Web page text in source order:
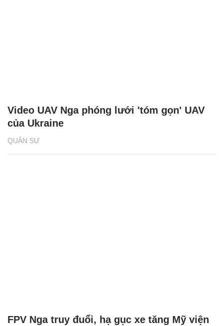
QUÂN SỰ
Video UAV Nga phóng lưới 'tóm gọn' UAV
của Ukraine
FPV Nga truy đuổi, hạ gục xe tăng Mỹ viện